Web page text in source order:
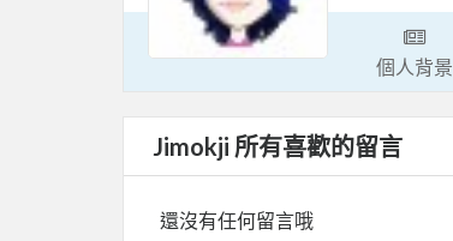
個人背景
Jimokji 所有喜歡的留言
還沒有任何留言哦